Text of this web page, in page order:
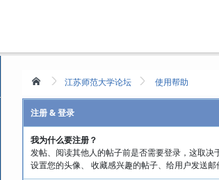
江苏师范大学论坛 使用帮助
注册 & 登录
我为什么要注册？
发帖、阅读其他人的帖子前是否需要登录，这取
设置您的头像、 收藏感兴趣的帖子、给用户发送